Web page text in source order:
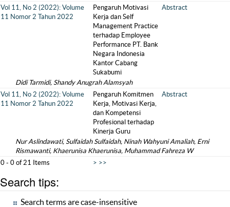
Vol 11, No 2 (2022): Volume
11 Nomor 2 Tahun 2022
Pengaruh Motivasi
Kerja dan Self
Management Practice
terhadap Employee
Performance PT. Bank
Negara Indonesia
Kantor Cabang
Sukabumi
Abstract
Didi Tarmidi, Shandy Anugrah Alamsyah
Vol 11, No 2 (2022): Volume
11 Nomor 2 Tahun 2022
Pengaruh Komitmen
Kerja, Motivasi Kerja,
dan Kompetensi
Profesional terhadap
Kinerja Guru
Abstract
Nur Aslindawati, Sulfaidah Sulfaidah, Ninah Wahyuni Amaliah, Erni
Rismawanti, Khaerunisa Khaerunisa, Muhammad Fahreza W
0 - 0 of 21 Items
> >>
Search tips:
Search terms are case-insensitive